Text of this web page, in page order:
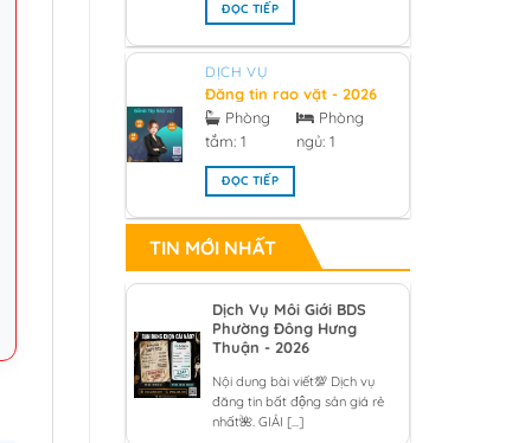
ĐỌC TIẾP
DỊCH VỤ
Đăng tin rao vặt - 2026
Phòng
tắm:1
Phòng
ngủ: 1
ĐỌC TIẾP
TIN MỚI NHẤT
Dịch Vụ Môi Giới BDS
Phường Đông Hưng
Thuận - 2026
Nội dung bài viết💯 Dịch vụ
đăng tin bất động sản giá rẻ
nhất🌺. GIẢI [...]